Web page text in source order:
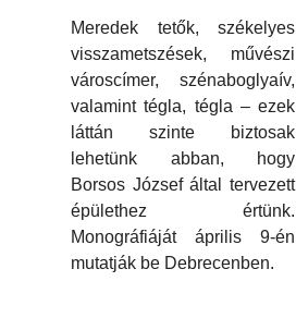
Meredek tetők, székelyes
visszametszések, művészi
városcímer, szénaboglyaív,
valamint tégla, tégla – ezek
láttán szinte biztosak
lehetünk abban, hogy
Borsos József által tervezett
épülethez értünk.
Monográfiáját április 9-én
mutatják be Debrecenben.